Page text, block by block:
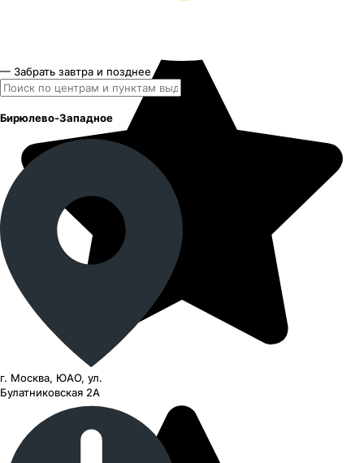
— Забрать завтра и позднее
Бирюлево-Западное
г. Москва, ЮАО, ул.
Булатниковская 2А